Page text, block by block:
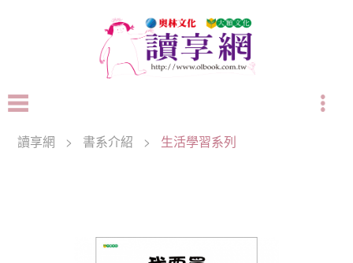
讀享網 > 書系介紹 > 生活學習系列